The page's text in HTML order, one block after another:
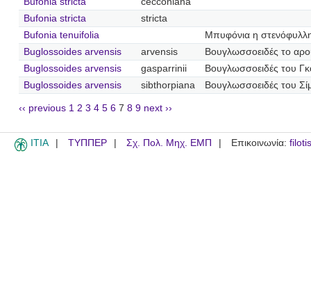
Bufonia stricta
stricta
Bufonia tenuifolia
Μπυφόνια η
Buglossoides arvensis
arvensis
Βουγλωσσοειδές το
Buglossoides arvensis
gasparrinii
Βουγλωσσοειδές του
Buglossoides arvensis
sibthorpiana Βουγλωσσοειδές του
‹‹ previous 1 2 3 4 5 6 7 8 9 next ››
ITIA ΤΥΠΠΕΡ Σχ. Πολ. Μηχ. ΕΜΠ Επικοινωνία: